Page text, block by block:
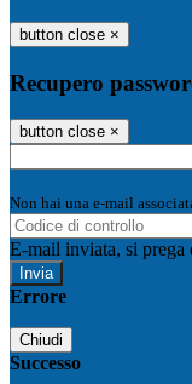
button close ×
Recupero
button close ×
Non hai una e-mail
E-mail inviata, si prega
Errore
Chiudi
Successo